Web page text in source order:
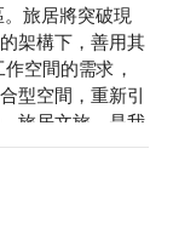
旅居將突破現
架構下，善用其
空間的需求，
型空間，重新引
旅居文旅，是我
為體驗台灣文化